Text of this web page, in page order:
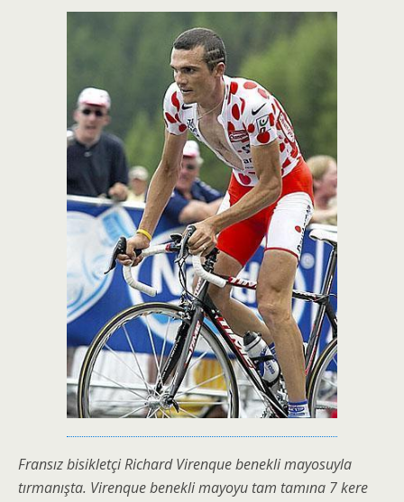
Fransız bisikletçi Richard Virenque benekli mayosuyla
tırmanışta. Virenque benekli mayoyu tam tamına 7 kere